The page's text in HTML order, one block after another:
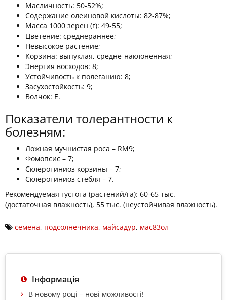
Масличность: 50-52%;
Содержание олеиновой кислоты: 82-87%;
Масса 1000 зерен (г): 49-55;
Цветение: среднераннее;
Невысокое растение;
Корзина: выпуклая, средне-наклоненная;
Энергия восходов: 8;
Устойчивость к полеганию: 8;
Засухостойкость: 9;
Волчок: Е.
Показатели толерантности к
болезням:
Ложная мучнистая роса – RM9;
Фомопсис – 7;
Склеротиниоз корзины – 7;
Склеротиниоз стебля – 7.
Рекомендуемая густота (растений/га): 60-65 тыс.
(достаточная влажность), 55 тыс. (неустойчивая влажность).
семена, подсолнечника, майсадур, мас83ол
Інформація
В новому році – нові можливості!